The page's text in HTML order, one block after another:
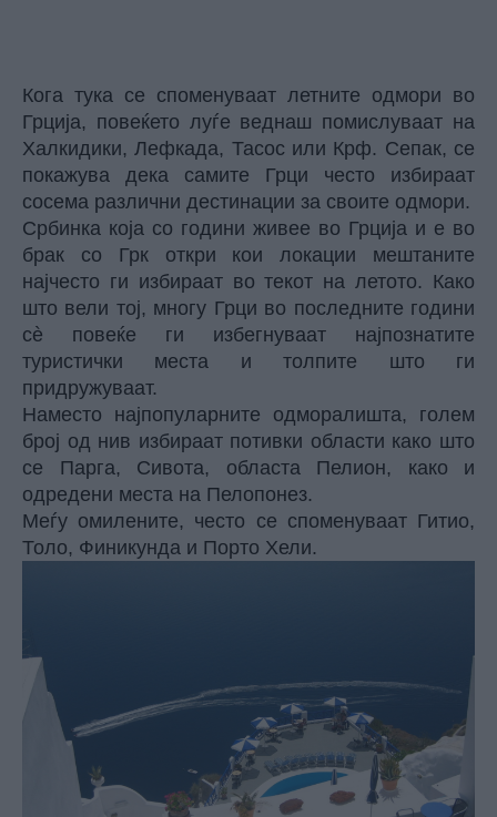
Кога тука се споменуваат летните одмори во
Грција, повеќето луѓе веднаш помислуваат на
Халкидики, Лефкада, Тасос или Крф. Сепак, се
покажува дека самите Грци често избираат
сосема различни дестинации за своите одмори.
Србинка која со години живее во Грција и е во
брак со Грк откри кои локации мештаните
најчесто ги избираат во текот на летото. Како
што вели тој, многу Грци во последните години
сè повеќе ги избегнуваат најпознатите
туристички места и толпите што ги
придружуваат.
Наместо најпопуларните одморалишта, голем
број од нив избираат потивки области како што
се Парга, Сивота, областа Пелион, како и
одредени места на Пелопонез.
Меѓу омилените, често се споменуваат Гитио,
Толо, Финикунда и Порто Хели.